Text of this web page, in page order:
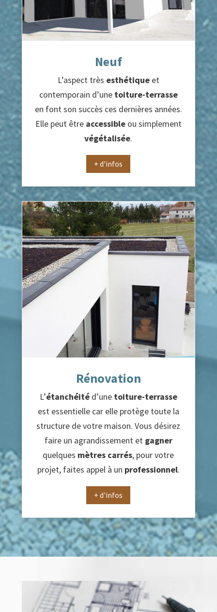
Neuf
L’aspect très esthétiqueet
contemporain d’unetoiture-terrasse
en font son succès ces dernières années.
Elle peut être accessibleou simplement
végétalisée.
+ d'infos
Rénovation
L’étanchéitéd’une toiture-terrasse
est essentielle car elle protège toute la
structure de votre maison. Vous désirez
faire un agrandissement et gagner
quelques mètres carrés, pour votre
projet, faites appel à un professionnel.
+ d'infos